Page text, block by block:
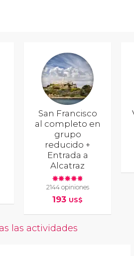
San Francisco
al completo en
grupo
reducido +
Entrada a
Alcatraz
2144 opiniones
193 US$
las actividades